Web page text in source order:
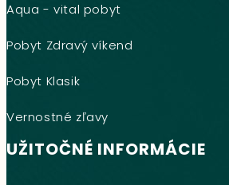
Aqua - vital pobyt
Pobyt Zdravý víkend
Pobyt Klasik
Vernostné zľavy
UŽITOČNÉ INFORMÁCIE